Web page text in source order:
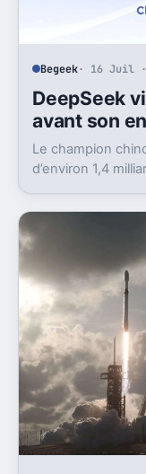
Begeek· 16 Juil
DeepSeek
avant son
Le champion
d’environ 1,4